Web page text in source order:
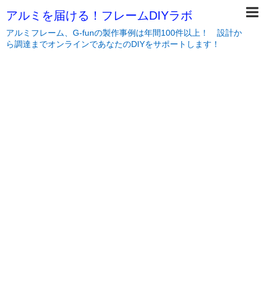
アルミを届ける！フレームDIYラボ
アルミフレーム、G-funの製作事例は年間100件以上！ 設計か
ら調達までオンラインであなたのDIYをサポートします！